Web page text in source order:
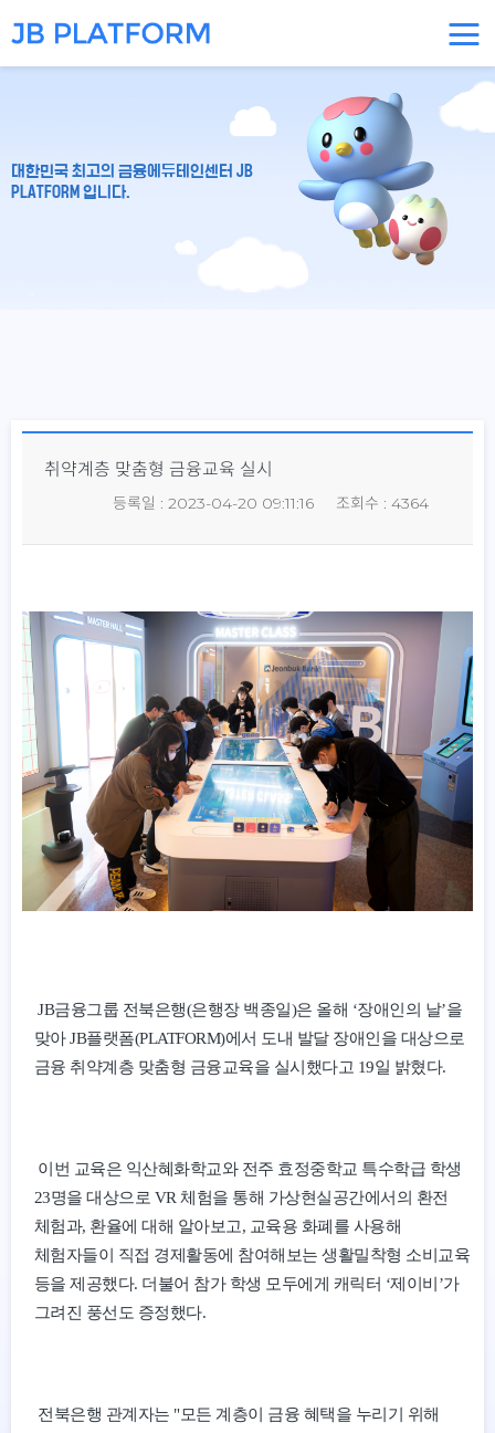
대한민국 최고의 금융에듀테인센터 JB
PLATFORM 입니다.
취약계층 맞춤형 금융교육 실시
조회수 : 4364
등록일 : 2023-04-20 09:11:16
JB금융그룹 전북은행(은행장 백종일)은 올해 ‘장애인의 날’을
맞아 JB플랫폼(PLATFORM)에서 도내 발달 장애인을 대상으로
금융 취약계층 맞춤형 금융교육을 실시했다고 19일 밝혔다.
이번 교육은 익산혜화학교와 전주 효정중학교 특수학급 학생
23명을 대상으로 VR 체험을 통해 가상현실공간에서의 환전
체험과, 환율에 대해 알아보고, 교육용 화폐를 사용해
체험자들이 직접 경제활동에 참여해보는 생활밀착형 소비교육
등을 제공했다. 더불어 참가 학생 모두에게 캐릭터 ‘제이비’가
그려진 풍선도 증정했다.
전북은행 관계자는 "모든 계층이 금융 혜택을 누리기 위해